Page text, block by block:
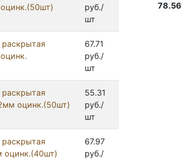
руб./
шт
67.71
руб./
шт
оцинк.(50шт)
55.31
руб./
шт
оцинк.(40шт)
67.97
руб./
78.56